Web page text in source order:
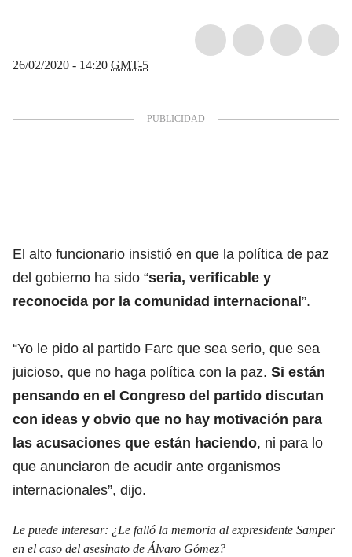
26/02/2020 - 14:20 GMT-5
El alto funcionario insistió en que la política de paz
del gobierno ha sido “seria, verificable y
reconocida por la comunidad internacional”.
“Yo le pido al partido Farc que sea serio, que sea
juicioso, que no haga política con la paz. Si están
pensando en el Congreso del partido discutan
con ideas y obvio que no hay motivación para
las acusaciones que están haciendo, ni para lo
que anunciaron de acudir ante organismos
internacionales”, dijo.
Le puede interesar: ¿Le falló la memoria al expresidente Samper
en el caso del asesinato de Álvaro Gómez?